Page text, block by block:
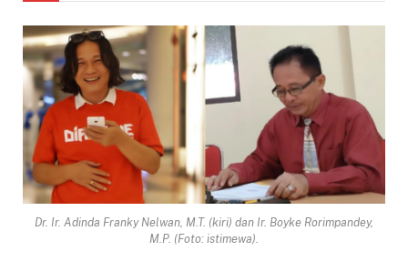
Dr. Ir. Adinda Franky Nelwan, M.T. (kiri) dan Ir. Boyke Rorimpandey,
M.P. (Foto: istimewa).